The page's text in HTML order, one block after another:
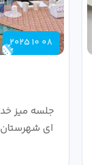
2025 10 08
جلسه میز
ای